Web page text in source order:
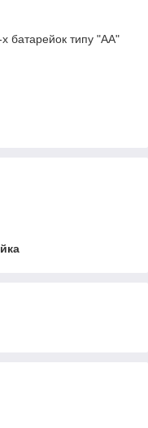
батарейок типу "АА"